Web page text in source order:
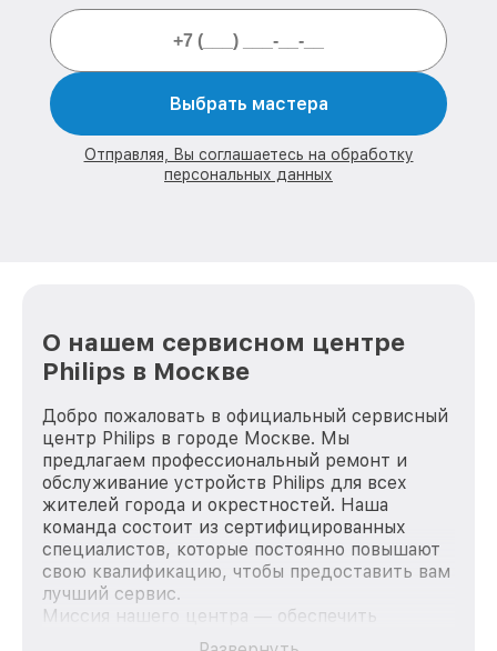
Выбрать мастера
Отправляя, Вы соглашаетесь на обработку
персональных данных
О нашем сервисном центре
Philips в Москве
Добро пожаловать в официальный сервисный
центр Philips в городе Москве. Мы
предлагаем профессиональный ремонт и
обслуживание устройств Philips для всех
жителей города и окрестностей. Наша
команда состоит из сертифицированных
специалистов, которые постоянно повышают
свою квалификацию, чтобы предоставить вам
лучший сервис.
Миссия нашего центра — обеспечить
качественный и доступный ремонт для